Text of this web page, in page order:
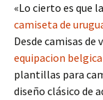
«Lo cierto es que
camiseta de
Desde camisas
equipacion
plantillas para
diseño clásico de